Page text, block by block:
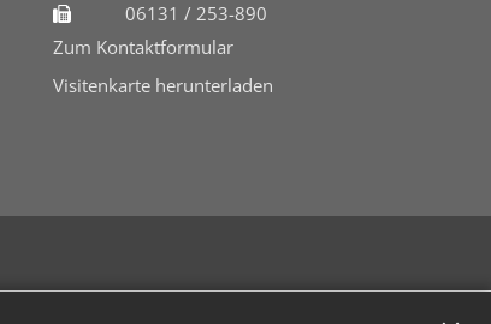
06131 / 253-890
Zum Kontaktformular
Visitenkarte herunterladen